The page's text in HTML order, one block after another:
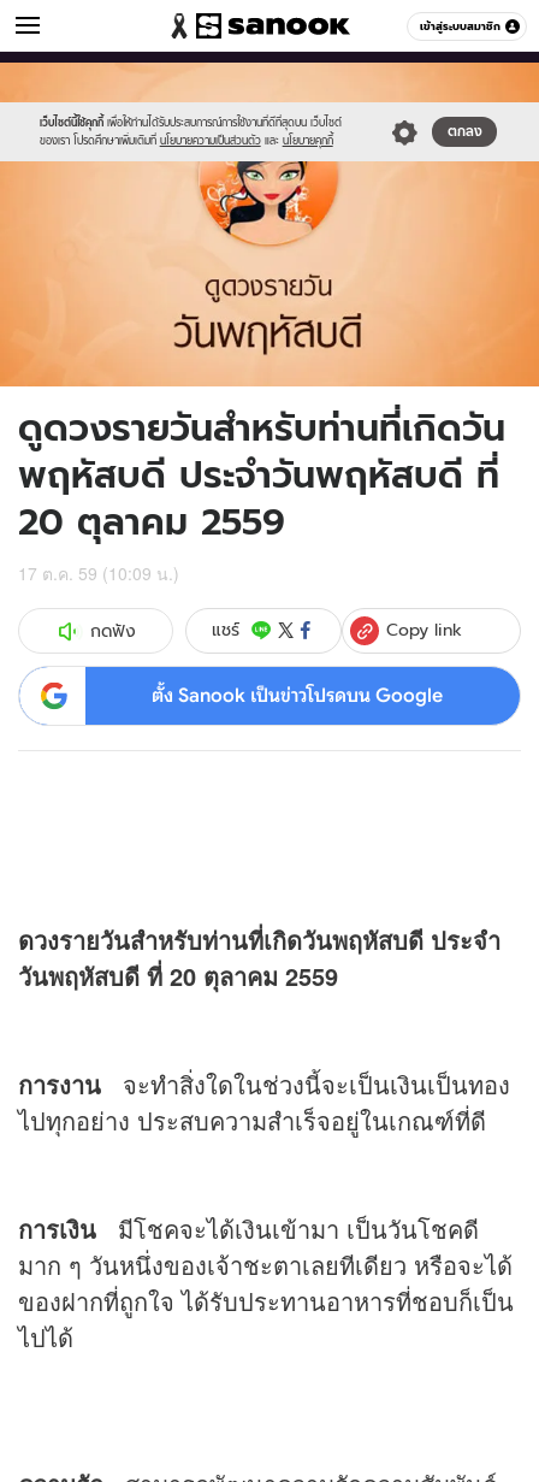
เข้าสู่ระบบสมาชิก
ดูดวง หมวดอื่นๆ
เว็บไซต์นี้ใช้คุกกี้ เพื่อให้ท่านได้รับประสบการณ์การใช้งานที่ดีที่สุดบน เว็บไซต์
ของเรา โปรดศึกษาเพิ่มเติมที่ นโยบายความเป็นส่วนตัว และ นโยบายคุกกี้
ตกลง
//s.isanook.com/sr/0/images/logo-
new-
sanook.png
//s.isanook.com/ho/0/ud/fxd/day/5_thu.jpg
ดูดวงรายวันสำหรับท่านที่เกิดวัน
พฤหัสบดี ประจำวันพฤหัสบดี ที่
20 ตุลาคม 2559
17 ต.ค. 59 (10:09 น.)
กดฟัง แชร์ Copy link
ตั้ง Sanook เป็นข่าวโปรดบน Google
ดวงรายวันสำหรับท่านที่เกิดวันพฤหัสบดี ประจำ
วันพฤหัสบดี ที่ 20 ตุลาคม 2559
การงาน จะทำสิ่งใดในช่วงนี้จะเป็นเงินเป็นทอง
ไปทุกอย่าง ประสบความสำเร็จอยู่ในเกณฑ์ที่ดี
การเงิน
มีโชคจะได้เงินเข้ามา เป็นวันโชคดี
มาก ๆ วันหนึ่งของเจ้าชะตาเลยทีเดียว หรือจะได้
ของฝากที่ถูกใจ ได้รับประทานอาหารที่ชอบก็เป็น
ไปได้